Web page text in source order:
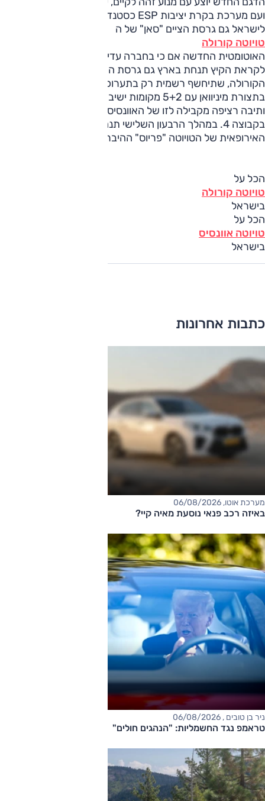
ועם מערכת בקרת יציבות ESP כסטנדרט. באפריל תגיע
לישראל גם גרסת הציים "סאן" של ה
טויוטה קורולה
האוטומטית החדשה אם כי בחברה עדיין לא מתחייבים על מחיר.
לקראת הקיץ תנחת בארץ גם גרסת ה"וורסו" החדשה של
הקורולה, שתיחשף רשמית רק בתערוכת ז'נבה במרץ. הגרסה
ותיבה רציפה מקבילה לזו של האוונסיס והיא מיועדת להימכר
בקבוצה 4. במהלך הרבעון השלישי תנחת בישראל גם הגרסה
האירופאית של הטויוטה "פריוס" ההיברידית החדשה.
הכל על
טויוטה קורולה
בישראל
הכל על
טויוטה אוונסיס
בישראל
כתבות אחרונות
מערכת אוטו, 06/08/2026
באיזה רכב פנאי נוסעת מאיה קיי?
ניר בן טובים , 06/08/2026
טראמפ נגד החשמליות: "הנהגים חולים"